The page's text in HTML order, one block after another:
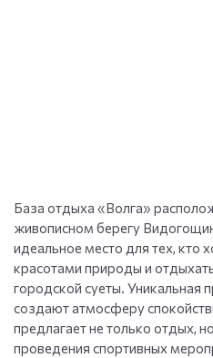
База отдыха «Волга»
живописном берегу
идеальное место для тех, кто
красотами природы и
городской суеты. Уникальная
создают атмосферу
предлагает не только отдых,
проведения спортивных